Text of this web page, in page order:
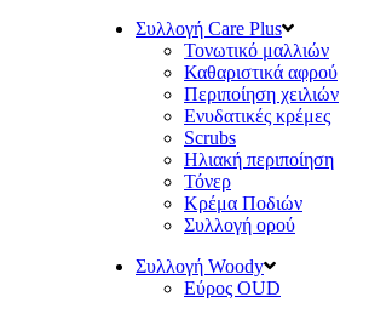
Συλλογή Care Plus
Τονωτικό μαλλιών
Καθαριστικά αφρού
Περιποίηση χειλιών
Ενυδατικές κρέμες
Scrubs
Ηλιακή περιποίηση
Τόνερ
Κρέμα Ποδιών
Συλλογή ορού
Συλλογή Woody
Εύρος OUD